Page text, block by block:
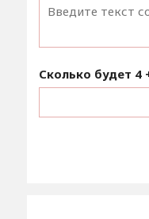
Сколько будет 4